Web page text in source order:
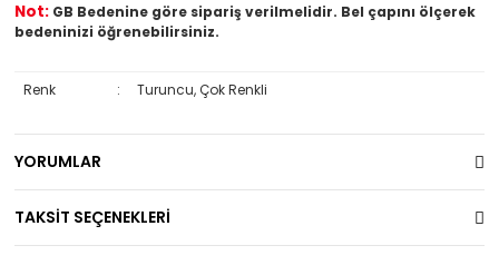
Not: GB Bedenine göre sipariş verilmelidir. Bel çapını ölçerek
bedeninizi öğrenebilirsiniz.
Renk : Turuncu, Çok Renkli
YORUMLAR
TAKSİT SEÇENEKLERİ